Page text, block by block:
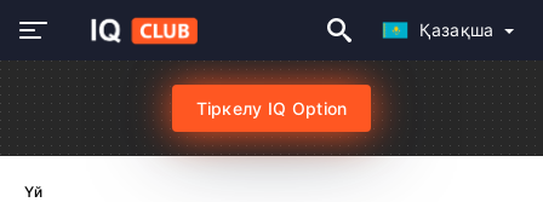
Қазақша
Тіркелу IQ Option
Үй